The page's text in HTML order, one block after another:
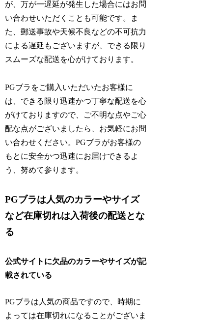
が、万が一遅延が発生した場合にはお問
い合わせいただくことも可能です。ま
た、郵送事故や天候不良などの不可抗力
による遅延もございますが、できる限り
スムーズな配送を心がけております。
PGブラをご購入いただいたお客様に
は、できる限り迅速かつ丁寧な配送を心
がけておりますので、ご不明な点やご心
配な点がございましたら、お気軽にお問
い合わせください。PGブラがお客様の
もとに安全かつ迅速にお届けできるよ
う、努めて参ります。
PGブラは人気のカラーやサイズ
など在庫切れは入荷後の配送とな
る
公式サイトに欠品のカラーやサイズが記
載されている
PGブラは人気の商品ですので、時期に
よっては在庫切れになることがございま